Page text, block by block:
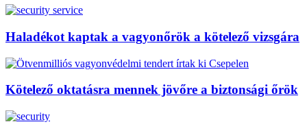
Haladékot kaptak a vagyonőrök a kötelező vizsgára
Kötelező oktatásra mennek jövőre a biztonsági őrök